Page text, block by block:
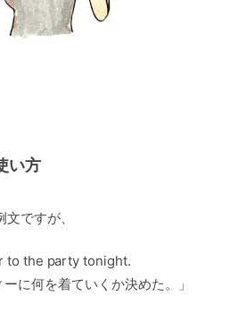
い方
ですが、
to the party tonight.
に何を着ていくか決めた。」